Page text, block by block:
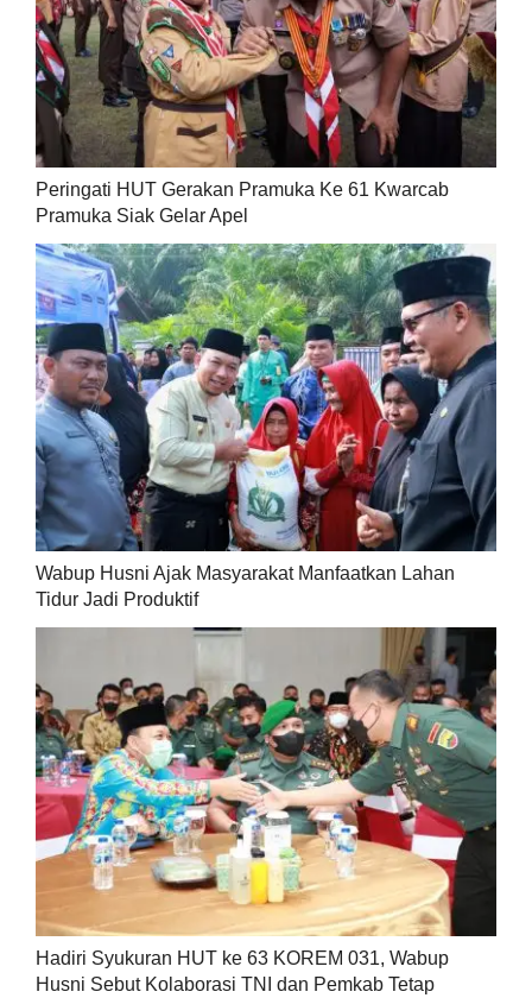
Peringati HUT Gerakan Pramuka Ke 61 Kwarcab
Pramuka Siak Gelar Apel
Wabup Husni Ajak Masyarakat Manfaatkan Lahan
Tidur Jadi Produktif
Hadiri Syukuran HUT ke 63 KOREM 031, Wabup
Husni Sebut Kolaborasi TNI dan Pemkab Tetap